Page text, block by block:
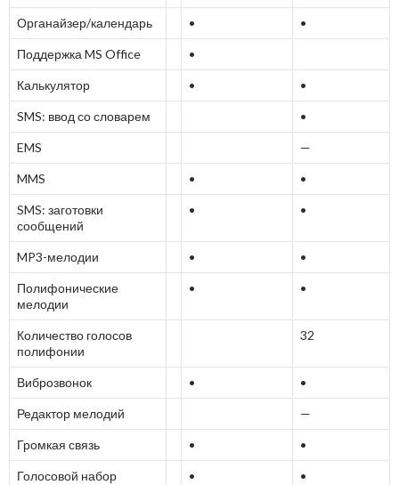
Органайзер/календарь • •
Поддержка MS Office •
Калькулятор • •
SMS: ввод со словарем •
EMS —
MMS • •
SMS: заготовки
сообщений
• •
MP3-мелодии • •
Полифонические
мелодии
• •
Количество голосов
полифонии
32
Виброзвонок • •
Редактор мелодий —
Громкая связь • •
Голосовой набор • •